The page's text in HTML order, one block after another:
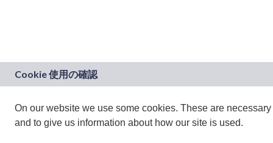
On our website we use some cookies. These are
and to give us information about how our site is used.